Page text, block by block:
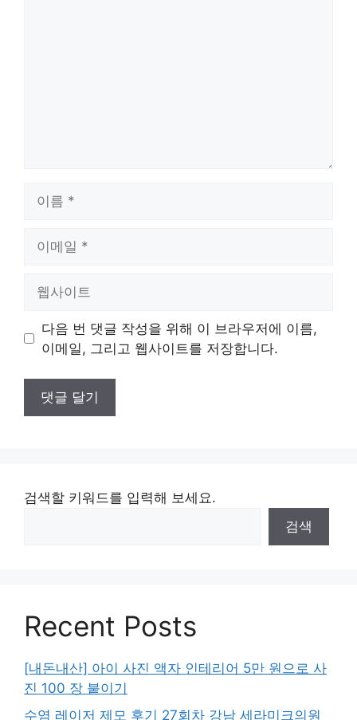
트
다음 번 댓글 작성을 위해 이 브라우저에 이름,
이메일, 그리고 웹사이트를 저장합니다.
검색할 키워드를 입력해 보세요.
검색
Recent Posts
[내돈내산] 아이 사진 액자 인테리어 5만 원으로 사
진 100 장 붙이기
수염 레이저 제모 후기 27회차 강남 세라미크의원